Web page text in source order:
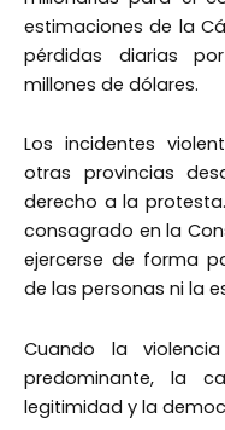
estimaciones de la
pérdidas diarias
millones de dólares.
Los incidentes
otras provincias
derecho a la
consagrado en la
ejercerse de forma
de las personas ni la
Cuando la
predominante, la
legitimidad y la